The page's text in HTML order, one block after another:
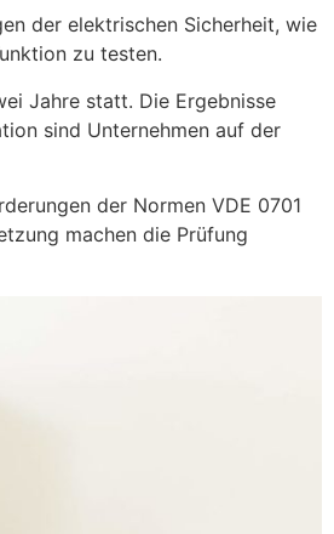
der elektrischen Sicherheit, wie
zu testen.
Jahre statt. Die Ergebnisse
sind Unternehmen auf der
der Normen VDE 0701
machen die Prüfung